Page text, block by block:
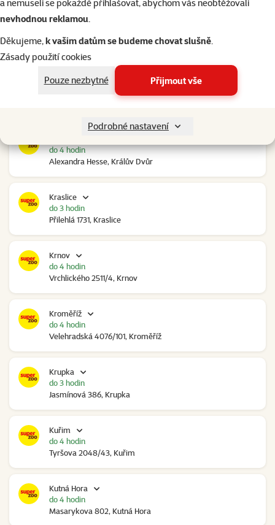
a nemuseli se pokaždé přihlašovat, abychom vás neobtěžovali
nevhodnou reklamou.
Děkujeme,k vašim datům se budeme chovat slušně.
Zásady použití cookies
Pouze nezbytné
Přijmout vše
Podrobné nastavení
Kolín Ovčáry
Ovčáry 304, Ovčáry
Kozomín
Alexandra Hesse, Králův Dvůr
do 4 hodin
Kraslice
Přilehlá 1731, Kraslice
do 3 hodin
Krnov
Vrchlického 2511/4, Krnov
do 4 hodin
Kroměříž
Velehradská 4076/101, Kroměříž
do 4 hodin
Krupka
Jasmínová 386, Krupka
do 3 hodin
Kuřim
Tyršova 2048/43, Kuřim
do 4 hodin
Kutná Hora
Masarykova 802, Kutná Hora
do 4 hodin